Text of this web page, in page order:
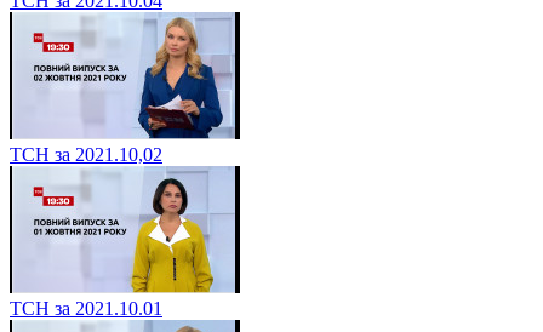
ТСН за 2021.10,02
ТСН за 2021.10.01